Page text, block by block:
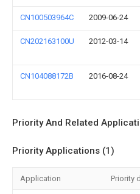
CN100503964C 2009-06-24
CN202163100U 2012-03-14
CN104088172B 2016-08-24
Priority And Related
Priority Applications (1)
Application Priority